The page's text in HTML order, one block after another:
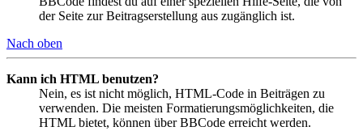
der Seite zur Beitragserstellung aus zugänglich ist.
Nach oben
Kann ich HTML benutzen?
Nein, es ist nicht möglich, HTML-Code in Beiträgen zu
verwenden. Die meisten Formatierungsmöglichkeiten, die
HTML bietet, können über BBCode erreicht werden.